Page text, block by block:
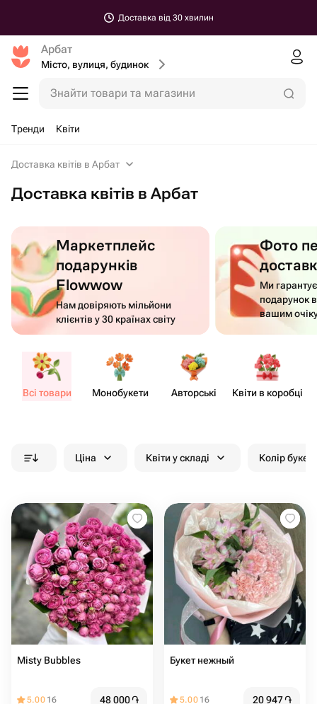
Доставка від 30 хвилин
Арбат
Місто, вулиця, будинок
Знайти товари та магазини
Тренди Квіти
Доставка квітів в Арбат
Доставка квітів в Арбат
Маркетплейс
подарунків
Flowwow
Нам довіряють мільйони
клієнтів у 30 країнах світу
Фото
Ми
подарунок
вашим
Всі товари Моно​букети Авторські Квіти в коробці
Ціна Квіти у складі Колір
Misty Bubbles
5.00 16 48 000֏
Букет нежный
5.00 16 20 947֏